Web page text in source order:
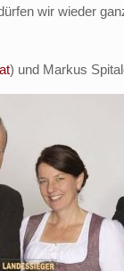
wir wieder
) und Markus